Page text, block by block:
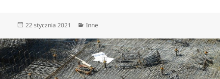
Data
22 stycznia 2021 Kategorie
Inne